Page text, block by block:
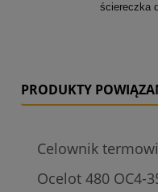
ściereczka
PRODUKTY
Celownik
Ocelot 480 OC4-